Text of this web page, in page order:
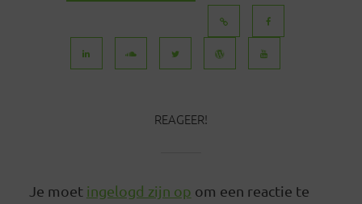
REAGEER!
Je moet ingelogd zijn op om een reactie te